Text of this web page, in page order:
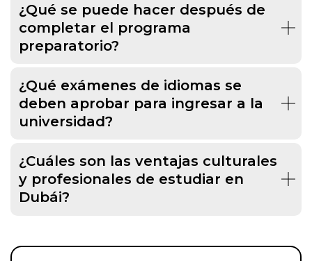
¿Qué se puede hacer después de
completar el programa
preparatorio?
¿Qué exámenes de idiomas se
deben aprobar para ingresar a la
universidad?
¿Cuáles son las ventajas culturales
y profesionales de estudiar en
Dubái?